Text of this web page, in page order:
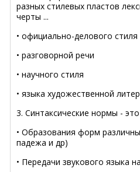
разных стилевых пластов
черты ...
• официально-делового стиля
• разговорной речи
• научного стиля
• языка художественной
3. Синтаксические нормы -
• Образования форм
падежа и др)
• Передачи звукового языка